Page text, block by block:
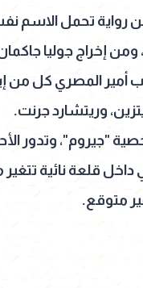
رواية تحمل الاسم
ومن إخراج جوليا
أمير المصري كل من
وريتشارد جرنت.
"جيروم"، وتدور
قلعة نائية تتغير
متوقع.